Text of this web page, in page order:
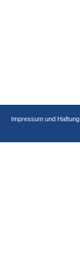
Impressum und Haftung